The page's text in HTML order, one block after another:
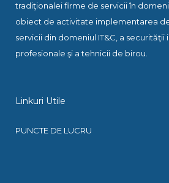
tradiţionalei firme de servicii în
obiect de activitate implementarea
servicii din domeniul IT&C, a
profesionale şi a tehnicii de birou.
Linkuri Utile
PUNCTE DE LUCRU